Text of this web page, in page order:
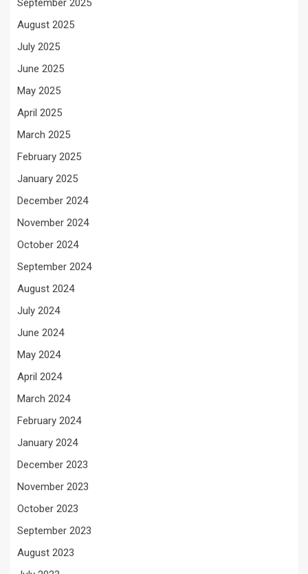
September 2025
August 2025
July 2025
June 2025
May 2025
April 2025
March 2025
February 2025
January 2025
December 2024
November 2024
October 2024
September 2024
August 2024
July 2024
June 2024
May 2024
April 2024
March 2024
February 2024
January 2024
December 2023
November 2023
October 2023
September 2023
August 2023